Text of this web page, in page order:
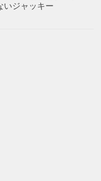
いジャッキー